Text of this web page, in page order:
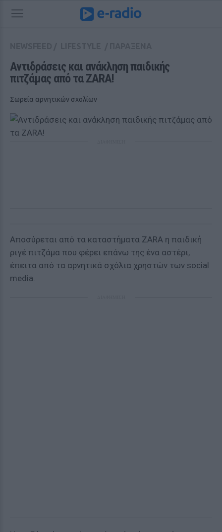
Αντιδράσεις και ανάκληση παιδικής
πιτζάμας από τα ZARA!
Σωρεία αρνητικών σχολίων
Αποσύρεται από τα καταστήματα ZARA η παιδική
ριγέ πιτζάμα που φέρει επάνω της ένα αστέρι,
έπειτα από τα αρνητικά σχόλια χρηστών των social
media.